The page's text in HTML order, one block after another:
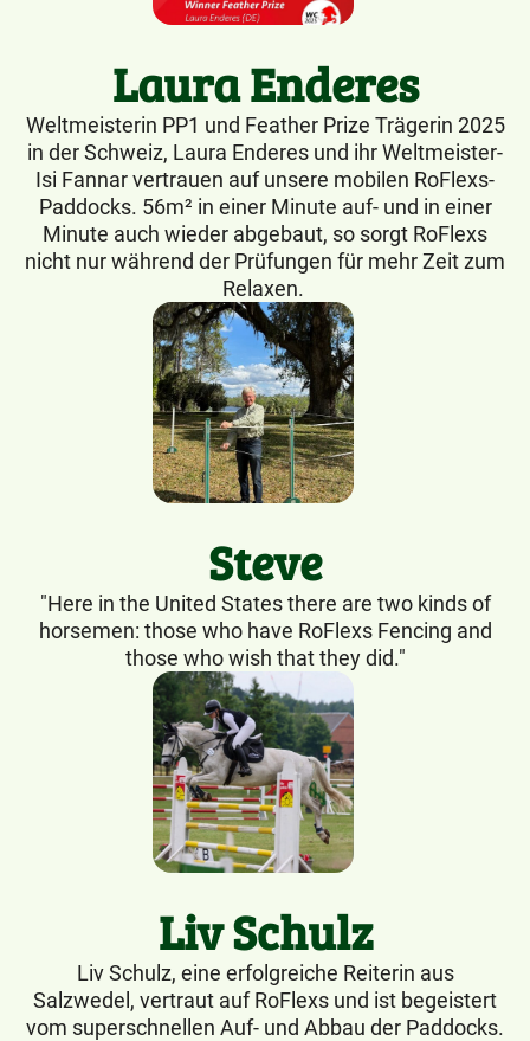
Weltmeisterin PP1 und Feather Prize Trägerin 2025
in der Schweiz, Laura Enderes und ihr Weltmeister-
Isi Fannar vertrauen auf unsere mobilen RoFlexs-
Paddocks. 56m² in einer Minute auf- und in einer
Minute auch wieder abgebaut, so sorgt RoFlexs
nicht nur während der Prüfungen für mehr Zeit zum
Relaxen.
Laura Enderes
"Here in the United States there are two kinds of
horsemen: those who have RoFlexs Fencing and
those who wish that they did."
Steve
Liv Schulz, eine erfolgreiche Reiterin aus
Salzwedel, vertraut auf RoFlexs und ist begeistert
vom superschnellen Auf- und Abbau der Paddocks.
Liv Schulz